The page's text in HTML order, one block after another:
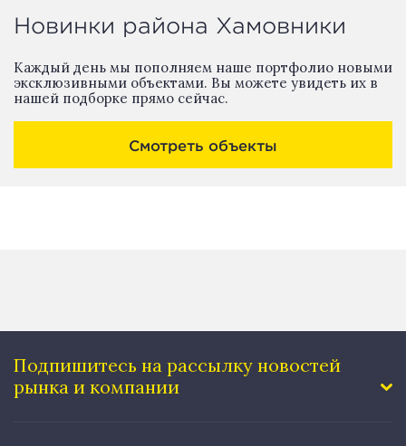
Новинки района Хамовники
Каждый день мы пополняем наше портфолио новыми
эксклюзивными объектами. Вы можете увидеть их в
нашей подборке прямо сейчас.
Смотреть объекты
Подпишитесь на рассылку новостей
рынка и компании